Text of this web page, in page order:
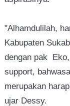
"Alhamdulilah,
Kabupaten
dengan pak
support,
merupakan
ujar Dessy.